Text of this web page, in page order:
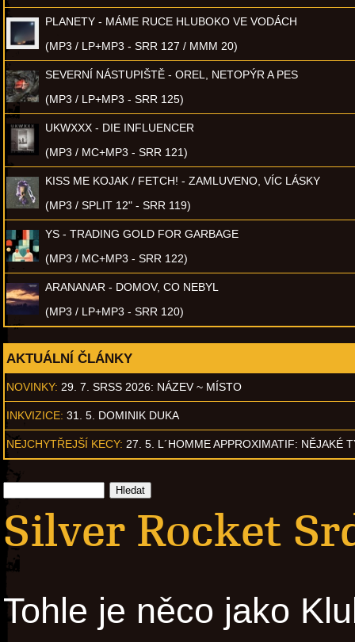
PLANETY - MÁME RUCE HLUBOKO VE VODÁCH
(MP3 / LP+MP3 - SRR 127 / MMM 20)
SEVERNÍ NÁSTUPIŠTĚ - OREL, NETOPÝR A PES
(MP3 / LP+MP3 - SRR 125)
UKWXXX - DIE INFLUENCER
(MP3 / MC+MP3 - SRR 121)
KISS ME KOJAK / FETCH! - ZAMLUVENO, VÍC LÁSKY
(MP3 / SPLIT 12" - SRR 119)
YS - TRADING GOLD FOR GARBAGE
(MP3 / MC+MP3 - SRR 122)
ARANANAR - DOMOV, CO NEBYL
(MP3 / LP+MP3 - SRR 120)
AKTUÁLNÍ ČLÁNKY
NOVINKY: 29. 7. SRSS 2026: NÁZEV ~ MÍSTO
INKVIZICE: 31. 5. DOMINIK DUKA
NEJCHYTŘEJŠÍ KECY: 27. 5. L´HOMME APPROXIMATIF: NĚJAKÉ
Silver Rocket
Tohle je něco jako